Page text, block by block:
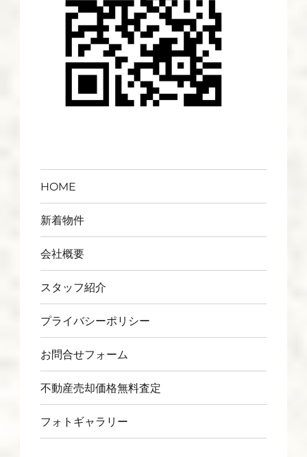
HOME
新着物件
会社概要
スタッフ紹介
プライバシーポリシー
お問合せフォーム
不動産売却価格無料査定
フォトギャラリー